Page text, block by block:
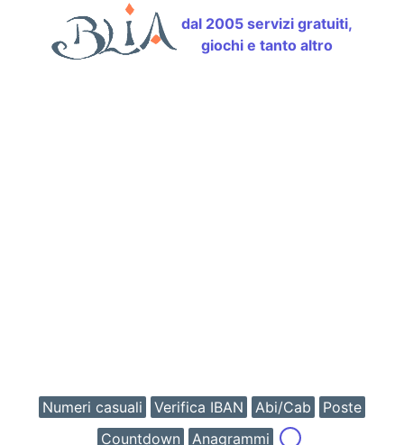
dal 2005 servizi gratuiti,
giochi e tanto altro
Numeri casuali Verifica IBAN Abi/Cab
Poste
Countdown
Anagrammi